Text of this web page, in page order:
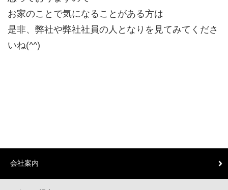
お家のことで気になることがある方は
是非、弊社や弊社社員の人となりを見てみてくださ
いね(^^)
会社案内